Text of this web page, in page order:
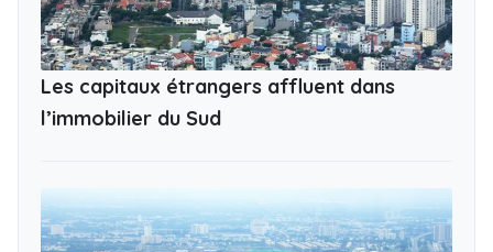
Les capitaux étrangers affluent dans
l’immobilier du Sud